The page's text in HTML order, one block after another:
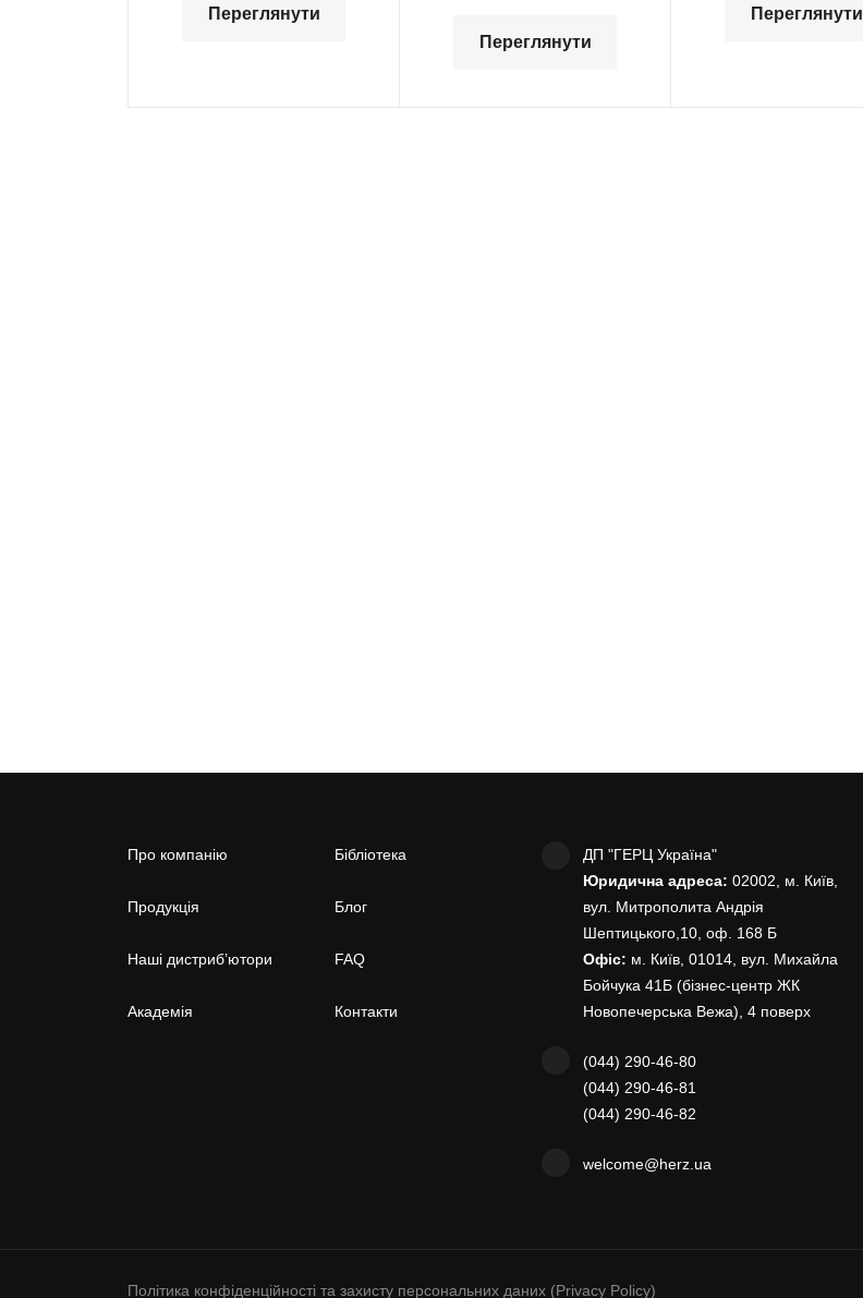
Переглянути
Переглянути
Переглянути
Про компанію
Продукція
Наші дистриб’ютори
Академія
Бібліотека
Блог
FAQ
Контакти
ДП "ГЕРЦ Україна"
Юридична адреса: 02002, м. Київ,
вул. Митрополита Андрія
Шептицького,10, оф. 168 Б
Офіс: м. Київ, 01014, вул. Михайла
Бойчука 41Б (бізнес-центр ЖК
Новопечерська Вежа), 4 поверх
(044) 290-46-80
(044) 290-46-81
(044) 290-46-82
welcome@herz.ua
Політика конфіденційності та захисту персональних даних (Privacy Policy)